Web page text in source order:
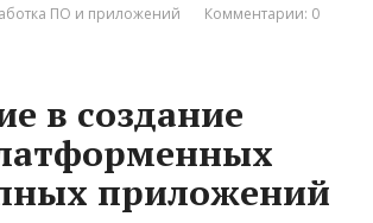
ПО и приложений Комментарии: 0
в создание
приложений